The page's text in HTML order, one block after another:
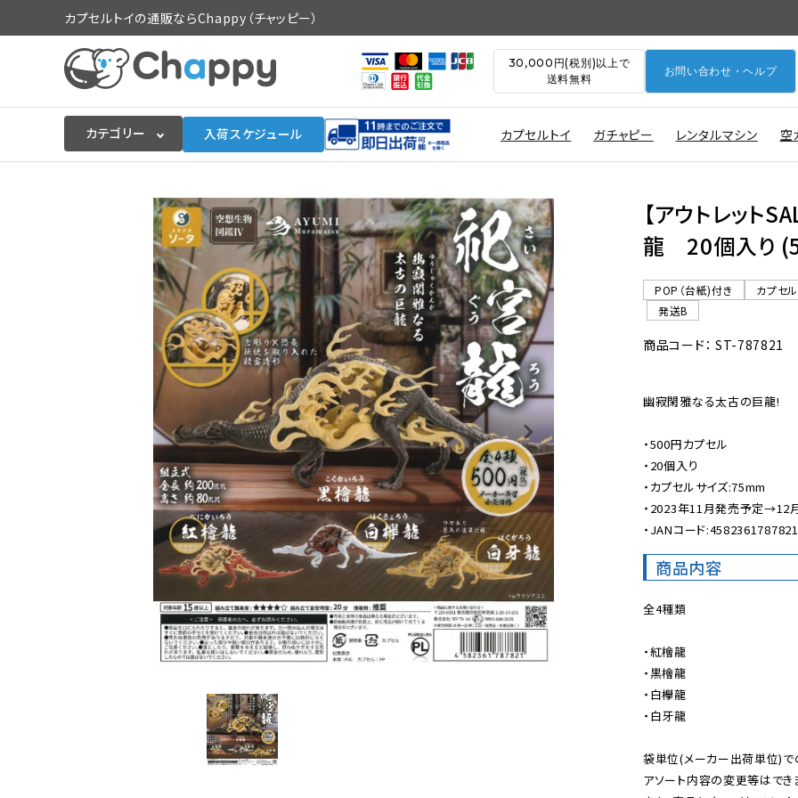
カプセルトイの通販ならChappy（チャッピー）
30,000円(税別)以上で
送料無料
お問い合わせ・ヘルプ
カテゴリー 入荷スケジュール カプセルトイ ガチャピー レンタルマシン 空
入荷スケジュールをチェック
カプセルトイマシン本体
販促用空カプセル
景品・玩具・文具
販促用カプセルトイ
よくあるご質問
ご利用ガイド
06-6282-7659
【アウトレット
龍 20個入り
POP（台紙)付き
カプセ
発送B
商品コード： ST-787821
幽寂閑雅なる太古の巨龍!
・500円カプセル
・20個入り
・カプセルサイズ:75mm
・2023年11月発売予定→12
・JANコード:4582361787821
商品内容
全4種類
・紅檜龍
・黒檜龍
・白欅龍
・白牙龍
袋単位(メーカー出荷単位)で
アソート内容の変更等はでき